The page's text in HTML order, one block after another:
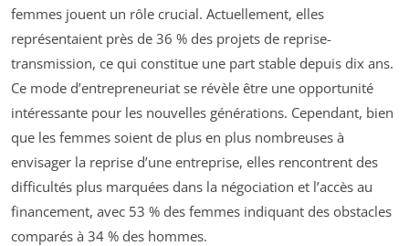
femmes jouent un rôle crucial. Actuellement, elles
représentaient près de 36 % des projets de reprise-
transmission, ce qui constitue une part stable depuis dix ans.
Ce mode d’entrepreneuriat se révèle être une opportunité
intéressante pour les nouvelles générations. Cependant, bien
que les femmes soient de plus en plus nombreuses à
envisager la reprise d’une entreprise, elles rencontrent des
difficultés plus marquées dans la négociation et l’accès au
financement, avec 53 % des femmes indiquant des obstacles
comparés à 34 % des hommes.